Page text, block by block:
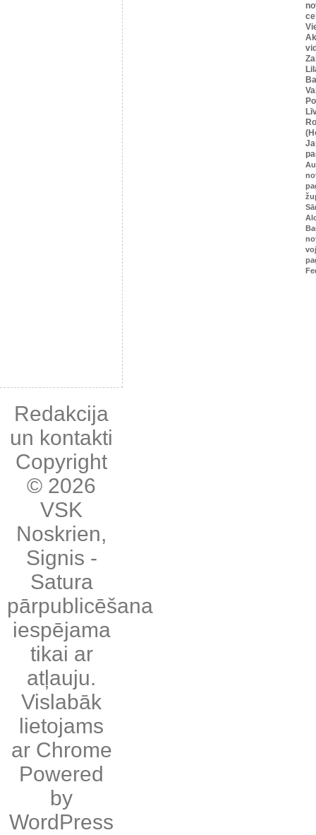
Redakcija
un kontakti
Copyright
© 2026
VSK
Noskrien,
Signis -
Satura
pārpublicēšana
iespējama
tikai ar
atļauju.
Vislabāk
lietojams
ar Chrome
Powered
by
WordPress